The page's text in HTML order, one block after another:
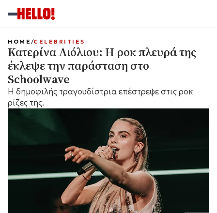
HOME CELEBRITIES
Κατερίνα Λιόλιου: Η ροκ πλευρά της
έκλεψε την παράσταση στο
Schoolwave
Η δημοφιλής τραγουδίστρια επέστρεψε στις ροκ
ρίζες της.